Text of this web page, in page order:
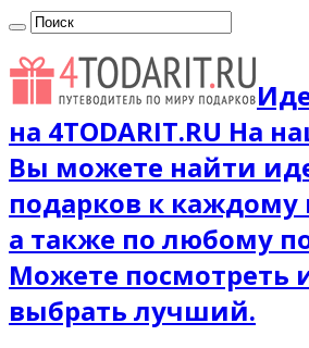
на 4TODARIT.RU На
Вы можете найти
подарков к каждому
а также по любому
Можете посмотреть
выбрать лучший.